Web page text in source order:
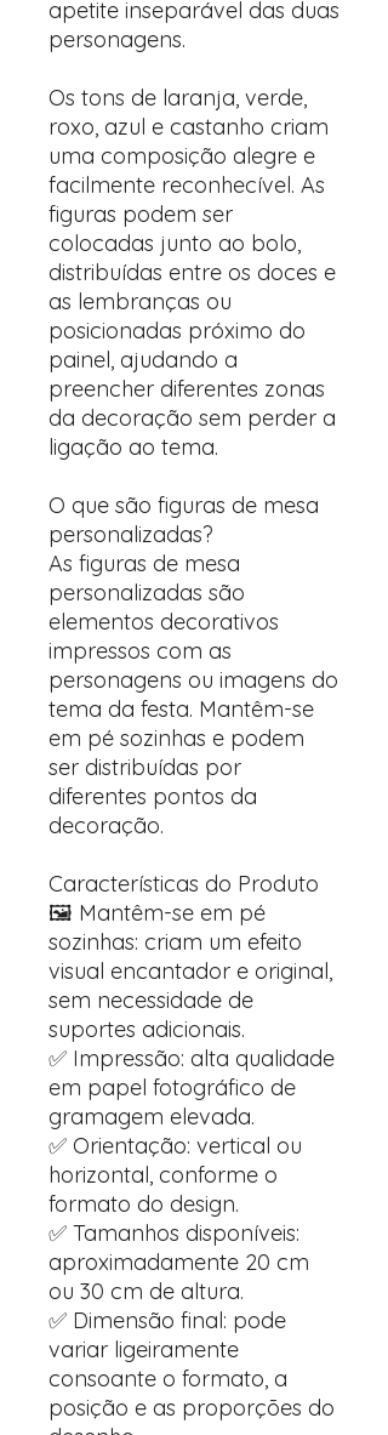
apetite inseparável das duas
personagens.
Os tons de laranja, verde,
roxo, azul e castanho criam
uma composição alegre e
facilmente reconhecível. As
figuras podem ser
colocadas junto ao bolo,
distribuídas entre os doces e
as lembranças ou
posicionadas próximo do
painel, ajudando a
preencher diferentes zonas
da decoração sem perder a
ligação ao tema.
O que são figuras de mesa
personalizadas?
As figuras de mesa
personalizadas são
elementos decorativos
impressos com as
personagens ou imagens do
tema da festa. Mantêm-se
em pé sozinhas e podem
ser distribuídas por
diferentes pontos da
decoração.
Características do Produto
🖼️ Mantêm-se em pé
sozinhas: criam um efeito
visual encantador e original,
sem necessidade de
suportes adicionais.
✅ Impressão: alta qualidade
em papel fotográfico de
gramagem elevada.
✅ Orientação: vertical ou
horizontal, conforme o
formato do design.
✅ Tamanhos disponíveis:
aproximadamente 20 cm
ou 30 cm de altura.
✅ Dimensão final: pode
variar ligeiramente
consoante o formato, a
posição e as proporções do